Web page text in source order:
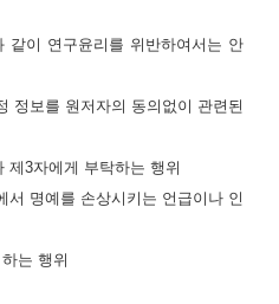
같이 연구윤리를 위반하여서는 안
정보를 원저자의 동의없이 관련된
제3자에게 부탁하는 행위
서 명예를 손상시키는 언급이나 인
는 행위